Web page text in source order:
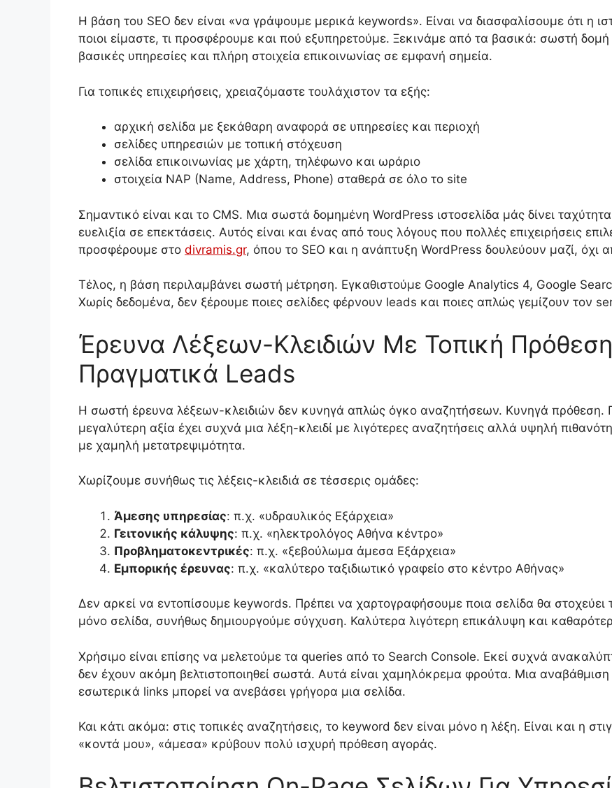
Η βάση του SEO δεν είναι «να γράψουμε μερικά keywords». Είναι να διασφαλίσουμε ότι η
ποιοι είμαστε, τι προσφέρουμε και πού εξυπηρετούμε. Ξεκινάμε από τα βασικά: σωστή
βασικές υπηρεσίες και πλήρη στοιχεία επικοινωνίας σε εμφανή σημεία.
Για τοπικές επιχειρήσεις, χρειαζόμαστε τουλάχιστον τα εξής:
αρχική σελίδα με ξεκάθαρη αναφορά σε υπηρεσίες και περιοχή
σελίδες υπηρεσιών με τοπική στόχευση
σελίδα επικοινωνίας με χάρτη, τηλέφωνο και ωράριο
στοιχεία NAP (Name, Address, Phone) σταθερά σε όλο το site
Σημαντικό είναι και το CMS. Μια σωστά δομημένη WordPress ιστοσελίδα μάς δίνει
ευελιξία σε επεκτάσεις. Αυτός είναι και ένας από τους λόγους που πολλές επιχειρήσεις
προσφέρουμε στο divramis.gr, όπου το SEO και η ανάπτυξη WordPress δουλεύουν μαζί, όχι
Τέλος, η βάση περιλαμβάνει σωστή μέτρηση. Εγκαθιστούμε Google Analytics 4, Google
Χωρίς δεδομένα, δεν ξέρουμε ποιες σελίδες φέρνουν leads και ποιες απλώς γεμίζουν τον
Έρευνα Λέξεων-Κλειδιών Με Τοπική
Πραγματικά Leads
Η σωστή έρευνα λέξεων-κλειδιών δεν κυνηγά απλώς όγκο αναζητήσεων. Κυνηγά πρόθεση.
μεγαλύτερη αξία έχει συχνά μια λέξη-κλειδί με λιγότερες αναζητήσεις αλλά υψηλή
με χαμηλή μετατρεψιμότητα.
Χωρίζουμε συνήθως τις λέξεις-κλειδιά σε τέσσερις ομάδες:
Άμεσης υπηρεσίας: π.χ. «υδραυλικός Εξάρχεια»
Γειτονικής κάλυψης: π.χ. «ηλεκτρολόγος Αθήνα κέντρο»
Προβληματοκεντρικές: π.χ. «ξεβούλωμα άμεσα Εξάρχεια»
Εμπορικής έρευνας: π.χ. «καλύτερο ταξιδιωτικό γραφείο στο κέντρο Αθήνας»
Δεν αρκεί να εντοπίσουμε keywords. Πρέπει να χαρτογραφήσουμε ποια σελίδα θα στοχεύει
μόνο σελίδα, συνήθως δημιουργούμε σύγχυση. Καλύτερα λιγότερη επικάλυψη και
Χρήσιμο είναι επίσης να μελετούμε τα queries από το Search Console. Εκεί συχνά
δεν έχουν ακόμη βελτιστοποιηθεί σωστά. Αυτά είναι χαμηλόκρεμα φρούτα. Μια αναβάθμιση
εσωτερικά links μπορεί να ανεβάσει γρήγορα μια σελίδα.
Και κάτι ακόμα: στις τοπικές αναζητήσεις, το keyword δεν είναι μόνο η λέξη. Είναι και η
«κοντά μου», «άμεσα» κρύβουν πολύ ισχυρή πρόθεση αγοράς.